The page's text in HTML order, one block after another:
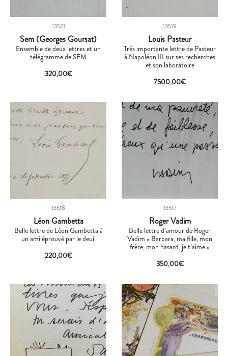
13521
Sem (Georges Goursat)
Ensemble de deux lettres et un
télégramme de SEM
320,00€
13519
Louis Pasteur
Très importante lettre de Pasteur
à Napoléon III sur ses recherches
et son laboratoire
7500,00€
13518
Léon Gambetta
Belle lettre de Léon Gambetta à
un ami éprouvé par le deuil
220,00€
13517
Roger Vadim
Belle lettre d’amour de Roger
Vadim « Barbara, ma fille, mon
frère, mon hasard, je t’aime »
350,00€